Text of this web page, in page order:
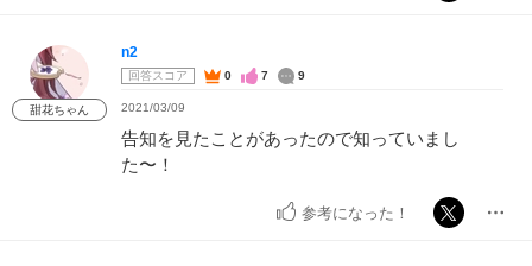
甜花ちゃん
n2
回答スコア 0 7 9
2021/03/09
告知を見たことがあったので知っていまし
た〜！
参考になった！